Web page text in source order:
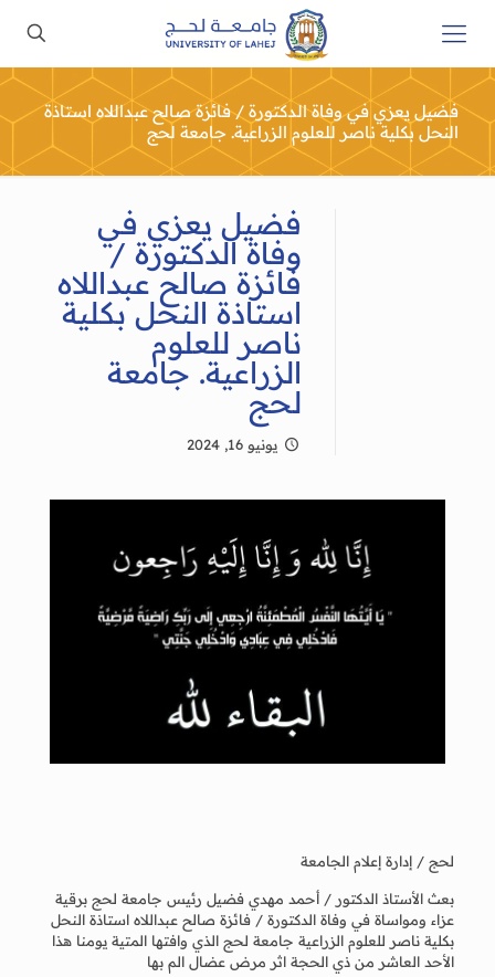
فضيل يعزي في وفاة الدكتورة / فائزة صالح عبداللاه استاذة
النحل بكلية ناصر للعلوم الزراعية. جامعة لحج
فضيل يعزي في
وفاة الدكتورة /
فائزة صالح عبداللاه
استاذة النحل بكلية
ناصر للعلوم
الزراعية. جامعة
لحج
يونيو 16, 2024
لحج / إدارة إعلام الجامعة
بعث الأستاذ الدكتور / أحمد مهدي فضيل رئيس جامعة لحج برقية
عزاء ومواساة في وفاة الدكتورة / فائزة صالح عبداللاه استاذة النحل
بكلية ناصر للعلوم الزراعية جامعة لحج الذي وافتها المتية يومنا هذا
الأحد العاشر من ذي الحجة اثر مرض عضال الم بها